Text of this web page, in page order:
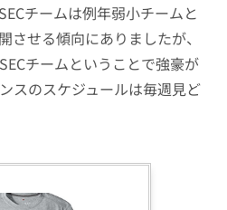
チームは例年弱小チームと
させる傾向にありましたが、
チームということで強豪が
スのスケジュールは毎週見ど